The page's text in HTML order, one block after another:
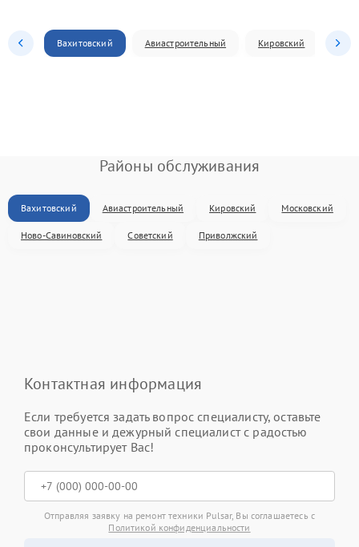
Вахитовский Авиастроительный Кировский
Районы обслуживания
Вахитовский Авиастроительный Кировский Московский
Ново-Савиновский Советский Приволжский
Контактная информация
Если требуется задать вопрос специалисту, оставьте
свои данные и дежурный специалист с радостью
проконсультирует Вас!
Отправляя заявку на ремонт техники Pulsar, Вы соглашаетесь с
Политикой конфиденциальности